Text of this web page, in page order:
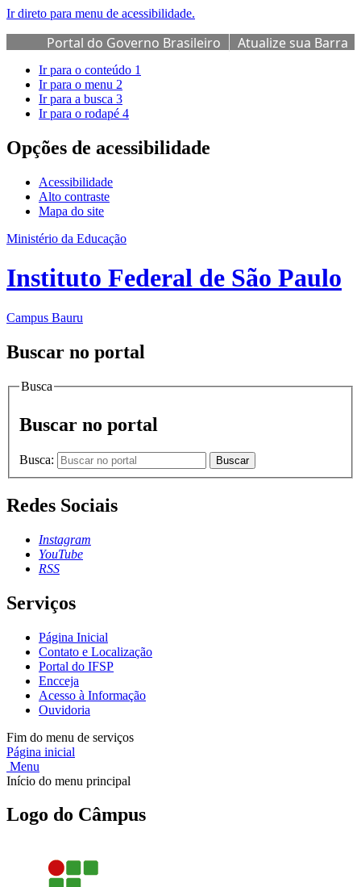
Ir direto para menu de acessibilidade.
Portal do Governo Brasileiro
Atualize sua Barra
de Governo
Ir para o conteúdo 1
Ir para o menu 2
Ir para a busca 3
Ir para o rodapé 4
Opções de acessibilidade
Acessibilidade
Alto contraste
Mapa do site
Ministério da Educação
Instituto Federal de São Paulo
Campus Bauru
Buscar no portal
Busca
Buscar no portal
Busca: Buscar
Redes Sociais
Instagram
YouTube
RSS
Serviços
Página Inicial
Contato e Localização
Portal do IFSP
Encceja
Acesso à Informação
Ouvidoria
Fim do menu de serviços
Página inicial
Menu
Início do menu principal
Logo do Câmpus